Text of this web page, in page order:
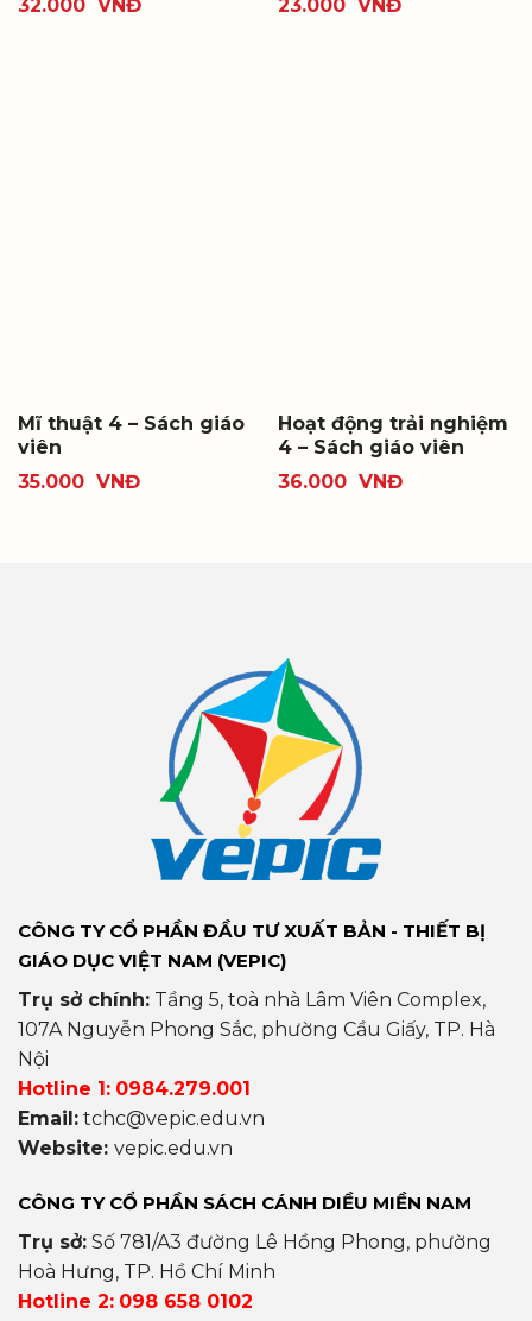
32.000 VNĐ 23.000 VNĐ
Mĩ thuật 4 – Sách giáo
viên
35.000 VNĐ
Hoạt động trải nghiệm
4 – Sách giáo viên
36.000 VNĐ
CÔNG TY CỔ PHẦN ĐẦU TƯ XUẤT BẢN - THIẾT BỊ
GIÁO DỤC VIỆT NAM (VEPIC)
Trụ sở chính: Tầng 5, toà nhà Lâm Viên Complex,
107A Nguyễn Phong Sắc, phường Cầu Giấy, TP. Hà
Nội
Hotline 1: 0984.279.001
Email: tchc@vepic.edu.vn
Website: vepic.edu.vn
CÔNG TY CỔ PHẦN SÁCH CÁNH DIỀU MIỀN NAM
Trụ sở: Số 781/A3 đường Lê Hồng Phong, phường
Hoà Hưng, TP. Hồ Chí Minh
Hotline 2: 098 658 0102